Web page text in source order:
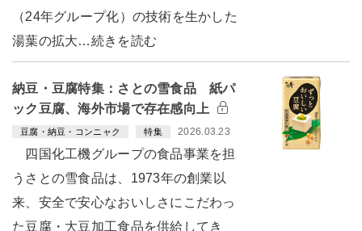
（24年グループ化）の技術を生かした
湯葉の拡大…続きを読む
納豆・豆腐特集：さとの雪食品 紙パ
ック豆腐、海外市場で存在感向上
豆腐・納豆・コンニャク 特集 2026.03.23
四国化工機グループの食品事業を担
うさとの雪食品は、1973年の創業以
来、安全で安心なおいしさにこだわっ
た豆腐・大豆加工食品を供給してき